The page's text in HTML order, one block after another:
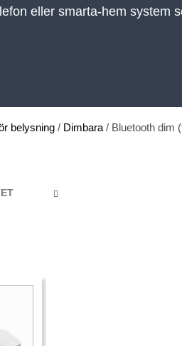
eller smarta-hem system
belysning / Dimbara / Bluetooth dim